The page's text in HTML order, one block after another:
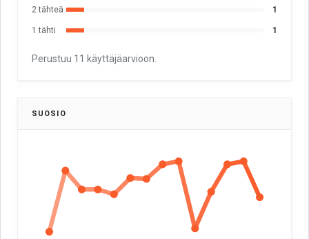
2 tähteä 1
1 tähti 1
Perustuu 11 käyttäjäarvioon.
SUOSIO